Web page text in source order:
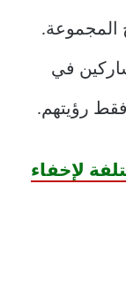
المجموعة.
في
رؤيتهم.
لإخفاء